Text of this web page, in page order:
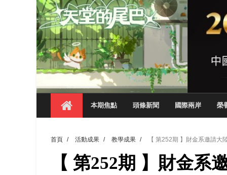
數據後的溫度：財金系傑出校友共議「人
森城建設股份有限公司捐贈 嘉惠行管系莘莘
產學合作新里程！財金系師生參訪中租控股
英文公園 315期
【 第404期 】影視系榮獲59屆美國休士頓
【 第404期 】你抓得到我嗎？數媒系VR新
【 第404期 】數媒系《光影潛歷史》榮獲
【 第404期 】從創意到實踐 數媒系學生於
【 第404期 】以品格奠基、用領導領航：
本期焦點 頭條新聞 國際兩岸 榮
首頁 / 活動成果 / 教學成果 / 【 第252期 】財金系邀請
【 第252期 】財金系